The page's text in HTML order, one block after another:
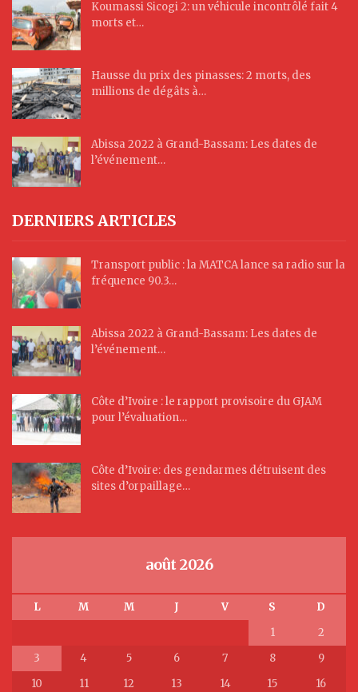
Koumassi Sicogi 2: un véhicule incontrôlé fait 4
morts et…
Hausse du prix des pinasses: 2 morts, des
millions de dégâts à…
Abissa 2022 à Grand-Bassam: Les dates de
l’événement…
DERNIERS ARTICLES
Transport public : la MATCA lance sa radio sur la
fréquence 90.3…
Abissa 2022 à Grand-Bassam: Les dates de
l’événement…
Côte d’Ivoire : le rapport provisoire du GJAM
pour l’évaluation…
Côte d’Ivoire: des gendarmes détruisent des
sites d’orpaillage…
août 2026
L M M J V S
D
1
2
3
4 5 6 7 8
9
10
11 12 13 14 15 16